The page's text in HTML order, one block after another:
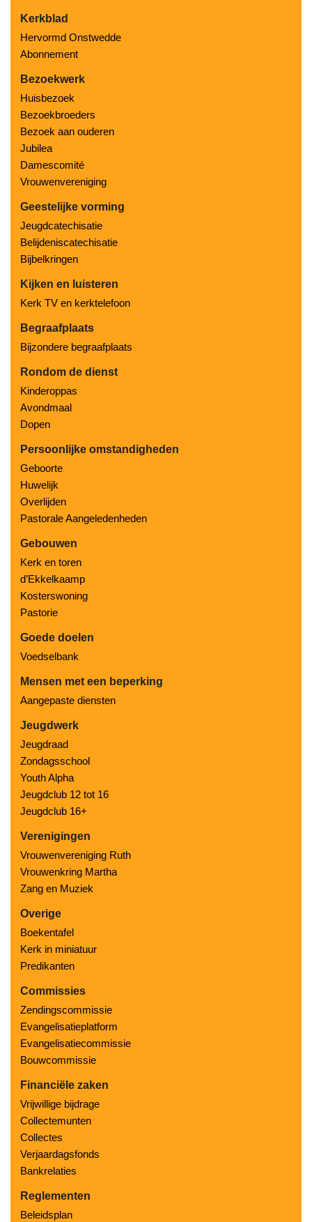
Kerkblad
Hervormd Onstwedde
Abonnement
Bezoekwerk
Huisbezoek
Bezoekbroeders
Bezoek aan ouderen
Jubilea
Damescomité
Vrouwenvereniging
Geestelijke vorming
Jeugdcatechisatie
Belijdeniscatechisatie
Bijbelkringen
Kijken en luisteren
Kerk TV en kerktelefoon
Begraafplaats
Bijzondere begraafplaats
Rondom de dienst
Kinderoppas
Avondmaal
Dopen
Persoonlijke omstandigheden
Geboorte
Huwelijk
Overlijden
Pastorale Aangeledenheden
Gebouwen
Kerk en toren
d’Ekkelkaamp
Kosterswoning
Pastorie
Goede doelen
Voedselbank
Mensen met een beperking
Aangepaste diensten
Jeugdwerk
Jeugdraad
Zondagsschool
Youth Alpha
Jeugdclub 12 tot 16
Jeugdclub 16+
Verenigingen
Vrouwenvereniging Ruth
Vrouwenkring Martha
Zang en Muziek
Overige
Boekentafel
Kerk in miniatuur
Predikanten
Commissies
Zendingscommissie
Evangelisatieplatform
Evangelisatiecommissie
Bouwcommissie
Financiële zaken
Vrijwillige bijdrage
Collectemunten
Collectes
Verjaardagsfonds
Bankrelaties
Reglementen
Beleidsplan